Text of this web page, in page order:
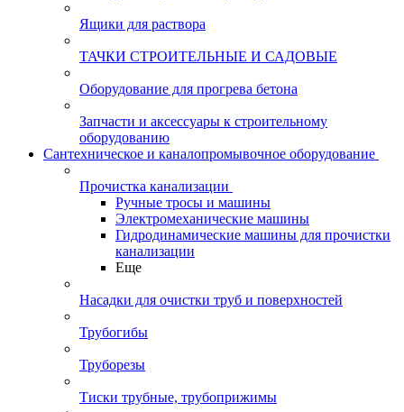
Ящики для раствора
ТАЧКИ СТРОИТЕЛЬНЫЕ И САДОВЫЕ
Оборудование для прогрева бетона
Запчасти и аксессуары к строительному
оборудованию
Сантехническое и каналопромывочное оборудование
Прочистка канализации
Ручные тросы и машины
Электромеханические машины
Гидродинамические машины для прочистки
канализации
Еще
Насадки для очистки труб и поверхностей
Трубогибы
Труборезы
Тиски трубные, трубоприжимы